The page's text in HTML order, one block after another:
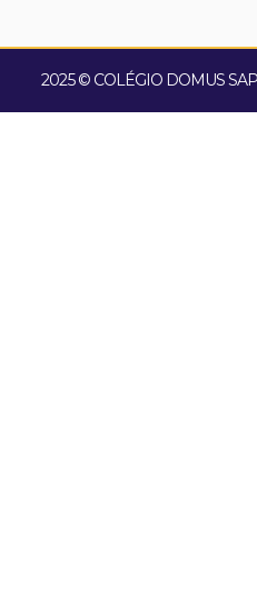
2025 © COLÉGIO DOMUS